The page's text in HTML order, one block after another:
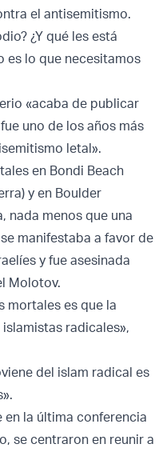
el antisemitismo.
¿Y qué les está
es lo que necesitamos
«acaba de publicar
uno de los años más
letal».
en Bondi Beach
y en Boulder
nada menos que una
manifestaba a favor de
y fue asesinada
Molotov.
mortales es que la
radicales»,
del islam radical es
en la última conferencia
se centraron en reunir a